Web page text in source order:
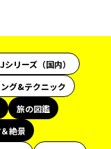
リーズ（国内）
グ&テクニック
旅の図鑑
絶景